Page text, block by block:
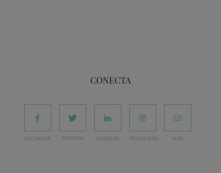
CONECTA
FACEBOOK TWITTER LINKEDIN INSTAGRAM MAIL